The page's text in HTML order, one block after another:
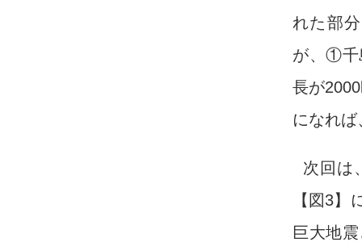
れた部
が、①千
長が
になれ
次回は
【図3
巨大地